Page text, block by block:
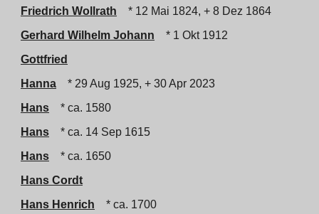
Friedrich Wollrath
* 12 Mai 1824, + 8 Dez 1864
Gerhard Wilhelm Johann
* 1 Okt 1912
Gottfried
Hanna
* 29 Aug 1925, + 30 Apr 2023
Hans
* ca. 1580
Hans
* ca. 14 Sep 1615
Hans
* ca. 1650
Hans Cordt
Hans Henrich
* ca. 1700